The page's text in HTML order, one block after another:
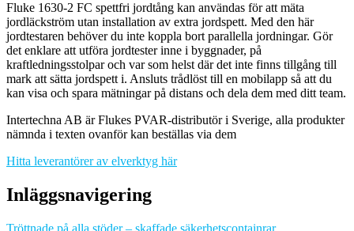
Fluke 1630-2 FC spettfri jordtång kan användas för att mäta
jordläckström utan installation av extra jordspett. Med den här
jordtestaren behöver du inte koppla bort parallella jordningar. Gör
det enklare att utföra jordtester inne i byggnader, på
kraftledningsstolpar och var som helst där det inte finns tillgång till
mark att sätta jordspett i. Ansluts trådlöst till en mobilapp så att du
kan visa och spara mätningar på distans och dela dem med ditt team.
Intertechna AB är Flukes PVAR-distributör i Sverige, alla produkter
nämnda i texten ovanför kan beställas via dem
Hitta leverantörer av elverktyg här
Inläggsnavigering
Tröttnade på alla stöder – skaffade säkerhetscontainrar